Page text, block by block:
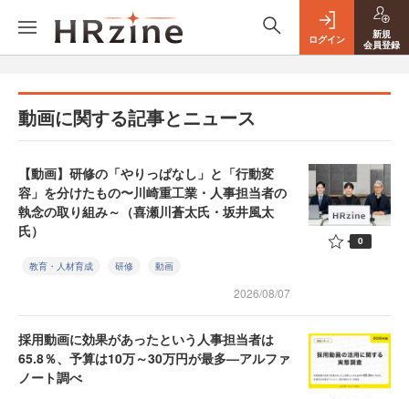
ログイン
新規
会員登録
動画に関する記事とニュース
【動画】研修の「やりっぱなし」と「行動変
容」を分けたもの〜川崎重工業・人事担当者の
執念の取り組み～（喜瀬川蒼太氏・坂井風太
氏）
教育・人材育成 研修 動画
2026/08/07
0
採用動画に効果があったという人事担当者は
65.8％、予算は10万～30万円が最多—アルファ
ノート調べ